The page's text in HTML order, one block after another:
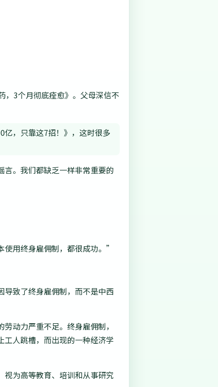
，3个月彻底痊愈》。父母深信不
，只靠这7招！》，这时很多
。我们都缺乏一样非常重要的
用终身雇佣制，都很成功。”
致了终身雇佣制，而不是中西
动力严重不足。终身雇佣制，
人跳槽，而出现的一种经济学
为高等教育、培训和从事研究